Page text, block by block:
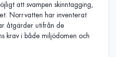
att svampen skinntagging,
Norrvatten har inventerat
åtgärder utifrån de
krav i både miljödomen och